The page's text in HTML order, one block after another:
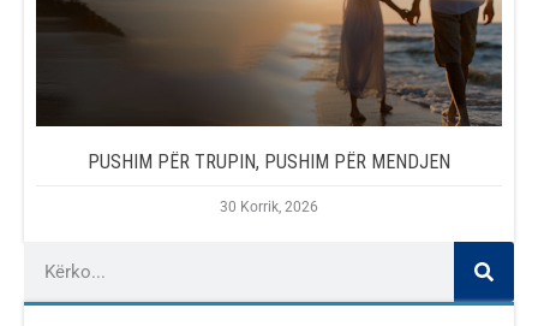
PUSHIM PËR TRUPIN, PUSHIM PËR MENDJEN
30 Korrik, 2026